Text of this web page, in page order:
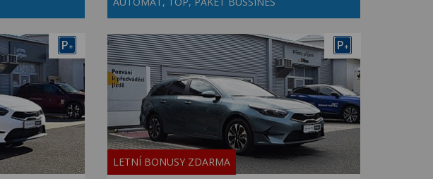
P+ P+
LETNÍ BONUSY ZDARMA